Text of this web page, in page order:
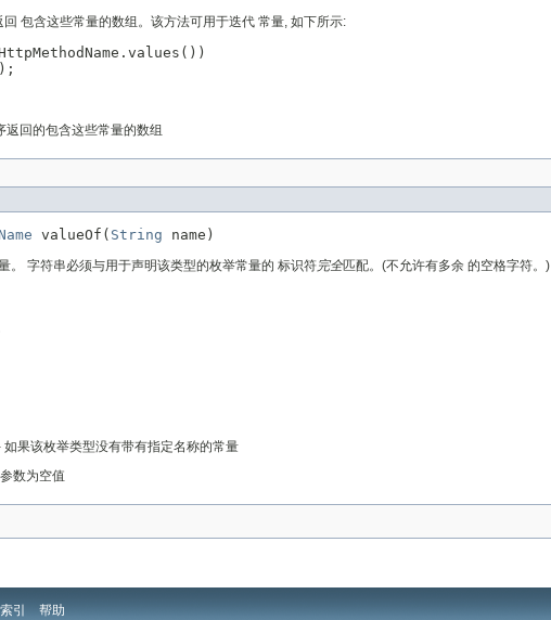
包含这些常量的数组。该方法可用于迭代 常量, 如下所示:
回的包含这些常量的数组
valueOf( String name)
。 字符串必须与用于声明该类型的枚举常量的 标识符完全匹配。(不允许有多余 的空格字符。)
如果该枚举类型没有带有指定名称的常量
数为空值
索引 帮助